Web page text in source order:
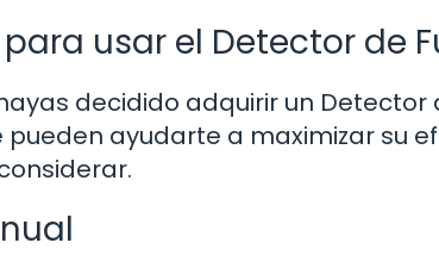
usar el Detector de
decidido adquirir un
pueden ayudarte a maximizar su